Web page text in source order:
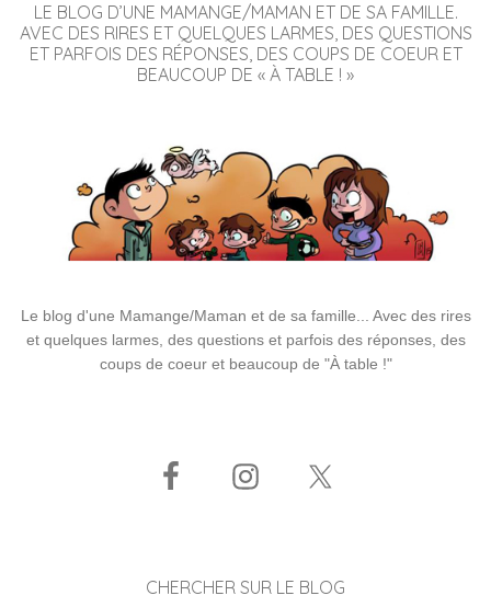
LE BLOG D’UNE MAMANGE/MAMAN ET DE SA FAMILLE.
AVEC DES RIRES ET QUELQUES LARMES, DES QUESTIONS
ET PARFOIS DES RÉPONSES, DES COUPS DE COEUR ET
BEAUCOUP DE « À TABLE ! »
Le blog d'une Mamange/Maman et de sa famille... Avec des rires
et quelques larmes, des questions et parfois des réponses, des
coups de coeur et beaucoup de "À table !"
CHERCHER SUR LE BLOG